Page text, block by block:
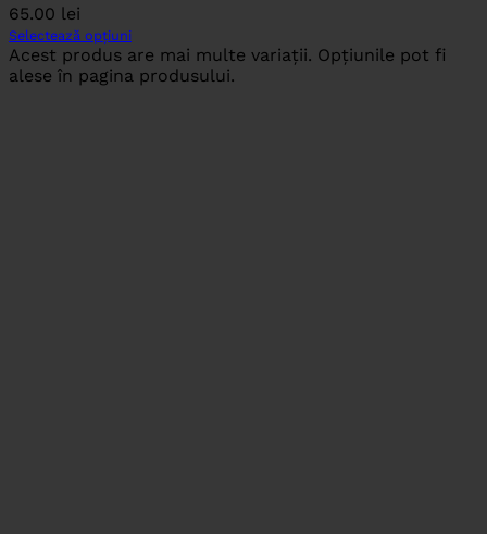
65.00 lei
Selectează opțiuni
Acest produs are mai multe variații. Opțiunile pot fi
alese în pagina produsului.